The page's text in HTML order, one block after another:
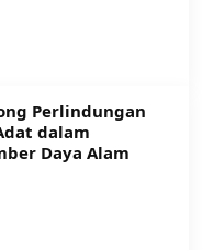
Perlindungan
dalam
Daya Alam